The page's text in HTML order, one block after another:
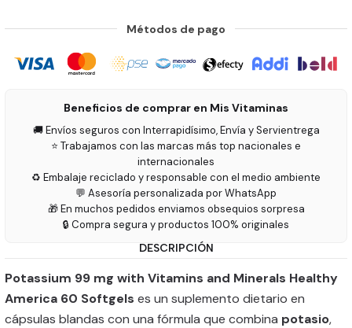
Métodos de pago
Beneficios de comprar en Mis Vitaminas
🚚 Envíos seguros con Interrapidísimo, Envía y Servientrega
⭐ Trabajamos con las marcas más top nacionales e
internacionales
♻️ Embalaje reciclado y responsable con el medio ambiente
💬 Asesoría personalizada por WhatsApp
🎁 En muchos pedidos enviamos obsequios sorpresa
🔒 Compra segura y productos 100% originales
DESCRIPCIÓN
Potassium 99 mg with Vitamins and Minerals Healthy
America 60 Softgels es un suplemento dietario en
cápsulas blandas con una fórmula que combina potasio,